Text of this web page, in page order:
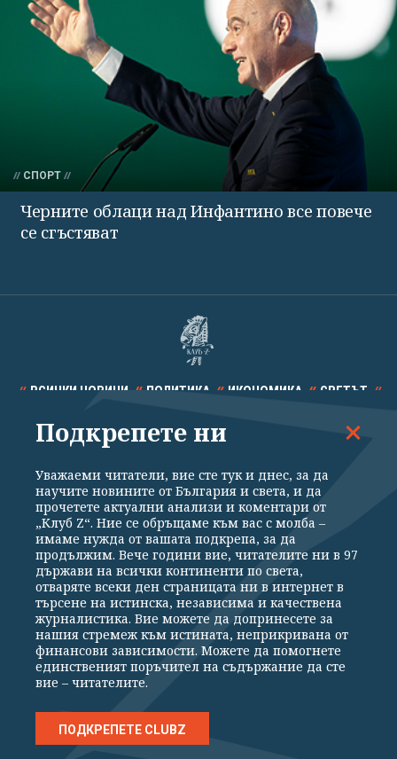
СПОРТ
Черните облаци над Инфантино все повече
се сгъстяват
ВСИЧКИ НОВИНИ ПОЛИТИКА ИКОНОМИКА СВЕТЪТ
СПОРТ КУЛТУРА ТЕХНОЛОГИИ КАЛЕЙДОСКОП
Общи условия
Политика за поверителност
Реклама
Партньори Контакти
За Клуб Z
Екип
Подкрепете ни
Издател на www.clubz.bg е „Клуб Зебра Медия“ ЕООД, София, ул. "Алеко
Константинов" 3. Всички права запазени 2026 „Клуб Зебра Медия“
Препечатването на материали, снимки и видео от www.clubz.bg без
разрешение ще бъде преследвано по съдебен път, съгласно
ОБЩИТЕ УСЛОВИЯ
Подкрепете ни
Уважаеми читатели, вие сте тук и днес, за да
научите новините от България и света, и да
прочетете актуални анализи и коментари от
„Клуб Z“. Ние се обръщаме към вас с молба –
имаме нужда от вашата подкрепа, за да
продължим. Вече години вие, читателите ни в 97
държави на всички континенти по света,
отваряте всеки ден страницата ни в интернет в
търсене на истинска, независима и качествена
журналистика. Вие можете да допринесете за
нашия стремеж към истината, неприкривана от
финансови зависимости. Можете да помогнете
единственият поръчител на съдържание да сте
вие – читателите.
ПОДКРЕПЕТЕ CLUBZ